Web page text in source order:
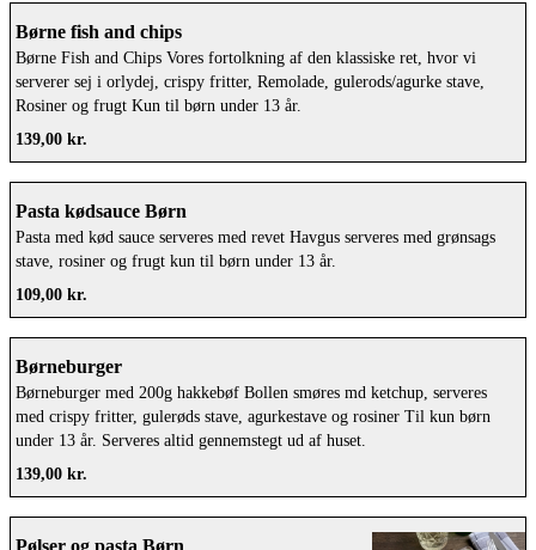
udgangspunkt gennemstegte. Vær opmærksom på,
at stegegraden kan ændre sig en smule under
transport og emballering. Bøffer, der ønskes
serveret som andet end gennemstegte, hviler inden
pakning for at opnå den ønskede stegegrad. Dette
betyder, at kødet pakkes ved en lavere temperatur
end gennemstegte bøffer. Under transport vil
derfor opleves som lunt ved servering.
ca. 100 g. kr. 255,- Tilkøb: Få din bøf som
peberbøf - stegt med groft peber og stærk sennep.
kr. + 25,- Sauce Bearnaise. kr. 40,- Pebersauce.
kr. 40,- Whisky sauce . kr. 40,- Lille grøn salat.
kr. 55,- OBS – ved valg af bøffer ud af huset Af
hakkebøffer serveres gennemstegte ved ud af
huset-arrangementer. Ønskes en anden stegegrad,
bedes dette oplyst ved bestilling. Hvis ingen
stegegrad er angivet, leveres bøfferne som
udgangspunkt gennemstegte. Vær opmærksom på,
at stegegraden kan ændre sig en smule under
transport og emballering. Bøffer, der ønskes
pakning for at opnå den ønskede stegegrad. Dette
betyder, at kødet pakkes ved en lavere temperatur
end gennemstegte bøffer. Under transport vil
temperaturen falde yderligere, og kødet kan
derfor opleves som lunt ved servering.
Børne fish and chips
Børne Fish and Chips Vores fortolkning af den klassiske ret, hvor vi
serverer sej i orlydej, crispy fritter, Remolade, gulerods/agurke stave,
Rosiner og frugt Kun til børn under 13 år.
139,00 kr.
Pasta kødsauce Børn
Pasta med kød sauce serveres med revet Havgus serveres med grønsags
stave, rosiner og frugt kun til børn under 13 år.
109,00 kr.
Børneburger
Børneburger med 200g hakkebøf Bollen smøres md ketchup, serveres
med crispy fritter, gulerøds stave, agurkestave og rosiner Til kun børn
under 13 år. Serveres altid gennemstegt ud af huset.
139,00 kr.
Pølser og pasta Børn